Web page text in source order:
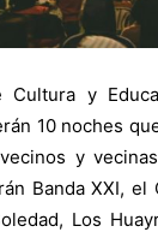
Cultura y
10 noches
y
Banda XXI, el
Los